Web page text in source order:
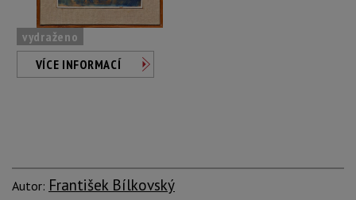
vydraženo
VÍCE INFORMACÍ
Autor: František Bílkovský